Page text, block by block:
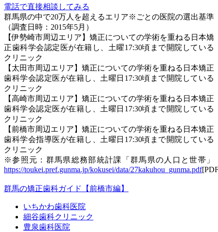
電話で直接相談してみる
群馬県の中で20万人を超えるエリア※ごとの医院の選出基準
（調査日時：2015年5月）
【伊勢崎市周辺エリア】矯正についての学術を重ねる日本矯
正歯科学会認定医が在籍し、土曜17:30頃まで開院している
クリニック
【太田市周辺エリア】矯正についての学術を重ねる日本矯正
歯科学会認定医が在籍し、土曜日17:30頃まで開院している
クリニック
【高崎市周辺エリア】矯正についての学術を重ねる日本矯正
歯科学会認定医が在籍し、土曜日17:30頃まで開院している
クリニック
【前橋市周辺エリア】矯正についての学術を重ねる日本矯正
歯科学会指導医が在籍し、土曜日17:30頃まで開院している
クリニック
※参照元：群馬県総務部統計課「群馬県の人口と世帯」
https://toukei.pref.gunma.jp/kokusei/data/27kakuhou_gunma.pdf
群馬の矯正歯科ガイド【前橋市編】
いちかわ歯科医院
細谷歯科クリニック
豊泉歯科医院